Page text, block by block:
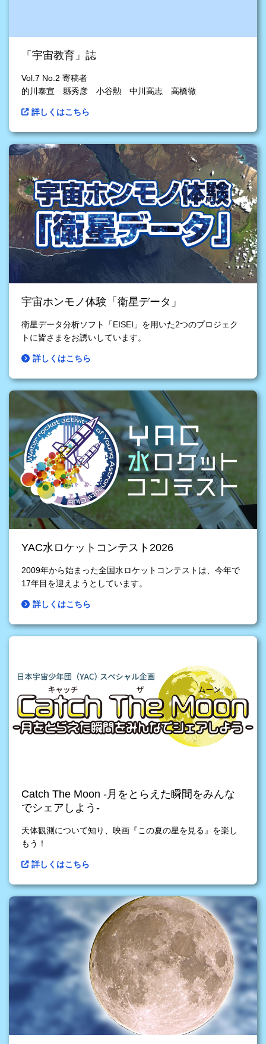
「宇宙教育」誌
Vol.7 No.2 寄稿者
的川泰宣 縣秀彦 小谷勲 中川高志 高橋徹
詳しくはこちら
宇宙ホンモノ体験「衛星データ」
衛星データ分析ソフト「EISEI」を用いた2つのプロジェク
トに皆さまをお誘いしています。
詳しくはこちら
YAC水ロケットコンテスト2026
2009年から始まった全国水ロケットコンテストは、今年で
17年目を迎えようとしています。
詳しくはこちら
Catch The Moon -月をとらえた瞬間をみんな
でシェアしよう-
天体観測について知り、映画『この夏の星を見る』を楽し
もう！
詳しくはこちら